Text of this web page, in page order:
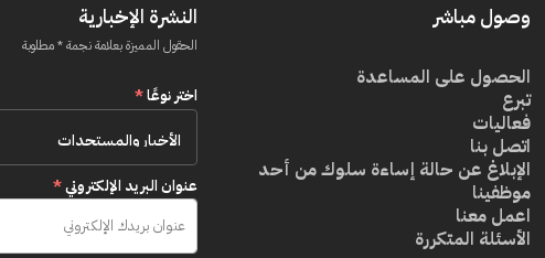
وصول مباشر
الحصول على المساعدة
تبرع
فعاليات
اتصل بنا
الإبلاغ عن حالة إساءة سلوك من أحد
موظفينا
اعمل معنا
الأسئلة المتكررة
النشرة الإخبارية
الحقول المميزة بعلامة نجمة * مطلوبة
اختر نوعًا*
عنوان البريد الإلكتروني*